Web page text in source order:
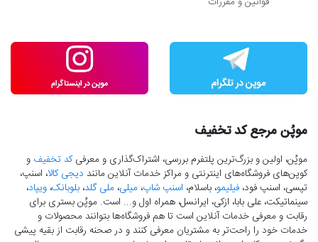
موپُن مرجع کد تخفیف
موپُن، اولین و بزرگ‌ترین پلتفرم بررسی، اشتراک‌گذاری و معرفیکد تخفیف و
کوپن‌های فروشگاه‌های اینترنتی و مراکز خدمات آنلاین مانند دیجی کالا، اسنپ،
تپسی، اسنپ فود، فیلیمو، باسلام، اسنپ شاپ، میلی، ملی گلد، بلوبانک، ویپاد،
سینماتیکت، علی بابا، ازکی، ایرانسل، همراه اول و... است. موپُن بستری برای
رقابت و معرفی خدمات آنلاین است تا هم فروشگاه‌ها بتوانند محصولات و
خدمات خود را راحت‌تر به مشتریان معرفی کنند و در صحنه رقابت از بقیه پیشی